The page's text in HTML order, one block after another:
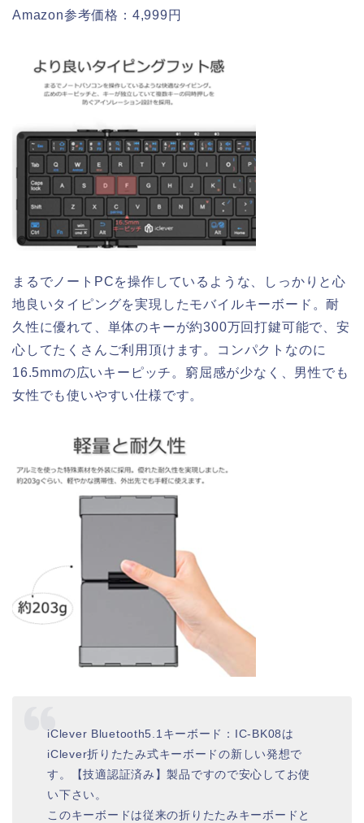
Amazon参考価格：4,999円
まるでノートPCを操作しているような、しっかりと心
地良いタイピングを実現したモバイルキーボード。耐
久性に優れて、単体のキーが約300万回打鍵可能で、安
心してたくさんご利用頂けます。コンパクトなのに
16.5mmの広いキーピッチ。窮屈感が少なく、男性でも
女性でも使いやすい仕様です。
iClever Bluetooth5.1キーボード：IC-BK08は
iClever折りたたみ式キーボードの新しい発想で
す。【技適認証済み】製品ですので安心してお使
い下さい。
このキーボードは従来の折りたたみキーボードと